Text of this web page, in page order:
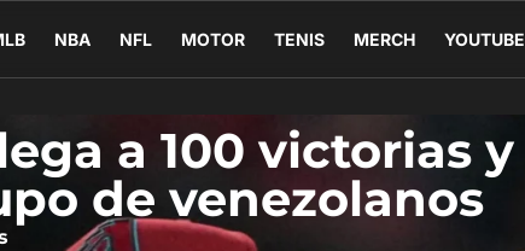
NBA NFL MOTOR TENIS MERCH YOUTUBE
a 100 victorias y
de venezolanos